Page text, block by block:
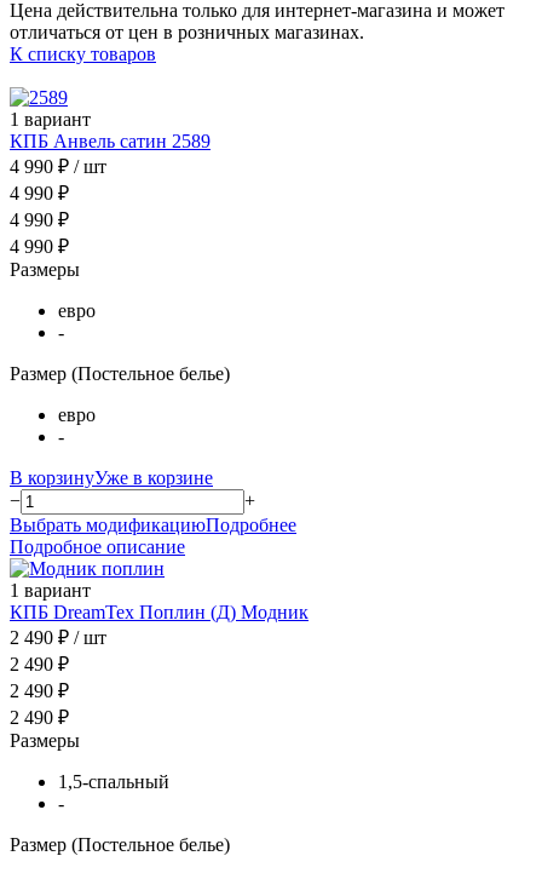
Цена действительна только для интернет-магазина и может
отличаться от цен в розничных магазинах.
К списку товаров
1 вариант
КПБ Анвель сатин 2589
4 990 ₽ / шт
4 990 ₽
4 990 ₽
4 990 ₽
Размеры
евро
-
Размер (Постельное белье)
евро
-
В корзинуУже в корзине
−
+
Выбрать модификациюПодробнее
Подробное описание
1 вариант
КПБ DreamTex Поплин (Д) Модник
2 490 ₽ / шт
2 490 ₽
2 490 ₽
2 490 ₽
Размеры
1,5-спальный
-
Размер (Постельное белье)